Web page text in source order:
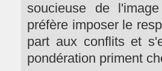
soucieuse de
préfère imposer le
part aux conflits et
pondération priment